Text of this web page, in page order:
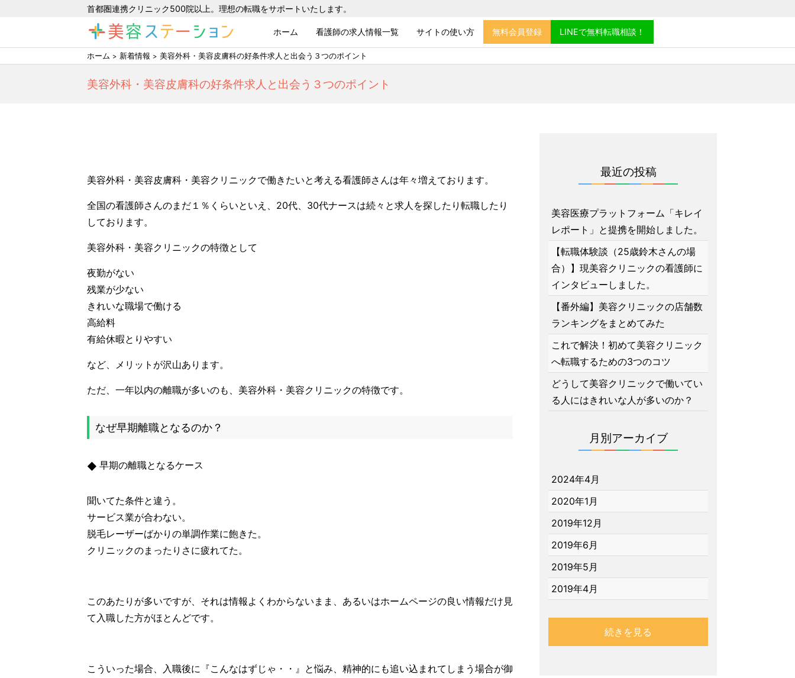
首都圏連携クリニック500院以上。理想の転職をサポートいたします。
ホーム 看護師の求人情報一覧 サイトの使い方 無料会員登録 LINEで無料転職相談！
ホーム 新着情報 美容外科・美容皮膚科の好条件求人と出会う３つのポイント
美容外科・美容皮膚科の好条件求人と出会う３つのポイント
美容外科・美容皮膚科・美容クリニックで働きたいと考える看護師さんは年々増えております。
全国の看護師さんのまだ１％くらいといえ、20代、30代ナースは続々と求人を探したり転職したり
しております。
美容外科・美容クリニックの特徴として
夜勤がない
残業が少ない
きれいな職場で働ける
高給料
有給休暇とりやすい
など、メリットが沢山あります。
ただ、一年以内の離職が多いのも、美容外科・美容クリニックの特徴です。
なぜ早期離職となるのか？
早期の離職となるケース
聞いてた条件と違う。
サービス業が合わない。
脱毛レーザーばかりの単調作業に飽きた。
クリニックのまったりさに疲れてた。
このあたりが多いですが、それは情報よくわからないまま、あるいはホームページの良い情報だけ見
て入職した方がほとんどです。
こういった場合、入職後に『こんなはずじゃ・・』と悩み、精神的にも追い込まれてしまう場合が御
最近の投稿
美容医療プラットフォーム「キレイ
レポート」と提携を開始しました。
【転職体験談（25歳鈴木さんの場
合）】現美容クリニックの看護師に
インタビューしました。
【番外編】美容クリニックの店舗数
ランキングをまとめてみた
これで解決！初めて美容クリニック
へ転職するための3つのコツ
どうして美容クリニックで働いてい
る人にはきれいな人が多いのか？
月別アーカイブ
2024年4月
2020年1月
2019年12月
2019年6月
2019年5月
2019年4月
続きを見る